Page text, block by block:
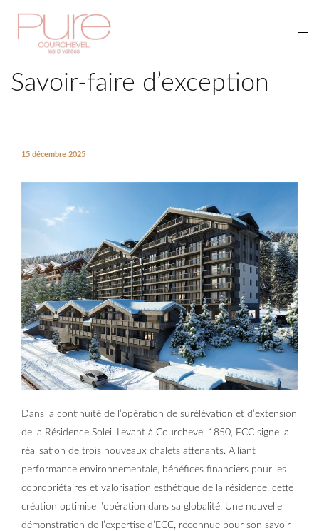
Savoir-faire d’exception
15 décembre 2025
Dans la continuité de l’opération de surélévation et d’extension
de la Résidence Soleil Levant à Courchevel 1850, ECC signe la
réalisation de trois nouveaux chalets attenants. Alliant
performance environnementale, bénéfices financiers pour les
copropriétaires et valorisation esthétique de la résidence, cette
création optimise l’opération dans sa globalité. Une nouvelle
démonstration de l’expertise d’ECC, reconnue pour son savoir-